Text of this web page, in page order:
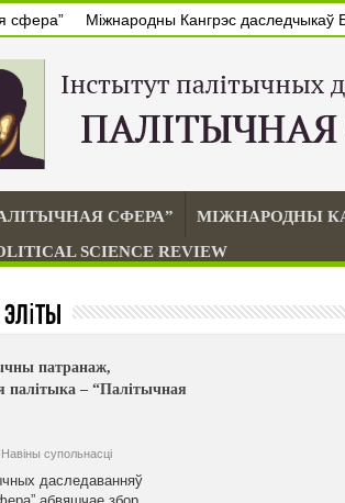
сфера” Міжнародны Кангрэс даследчыкаў
СФЕРА”
МІЖНАРОДНЫ
SCIENCE REVIEW
Эліты
патранаж,
палітыка – “Палітычная
Навiны супольнасцi
даследаванняў